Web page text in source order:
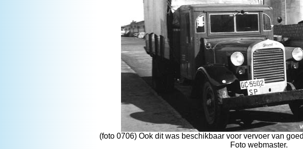
(foto 0706) Ook dit was beschikbaar voor vervoer van
Foto webmaster.